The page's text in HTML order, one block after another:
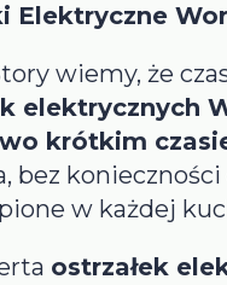
Elektryczne
wiemy, że
elektrycznych
krótkim
bez
w każdej
ostrzałek